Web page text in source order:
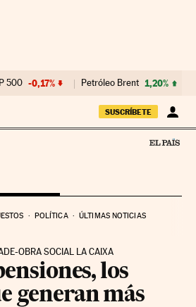
500 -0,17% Petróleo Brent 1,20%
SUSCRÍBETE
POLÍTICA ÚLTIMAS NOTICIAS
OBRA SOCIAL LA CAIXA
los
generan más